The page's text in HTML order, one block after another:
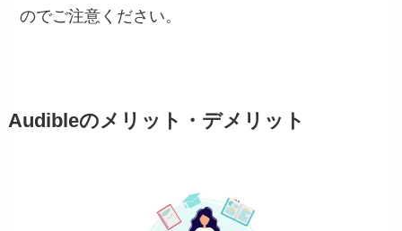
のでご注意ください。
Audibleのメリット・デメリット